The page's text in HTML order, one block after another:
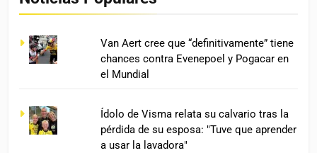
Van Aert cree que “definitivamente” tiene
chances contra Evenepoel y Pogacar en
el Mundial
Ídolo de Visma relata su calvario tras la
pérdida de su esposa: "Tuve que aprender
a usar la lavadora"